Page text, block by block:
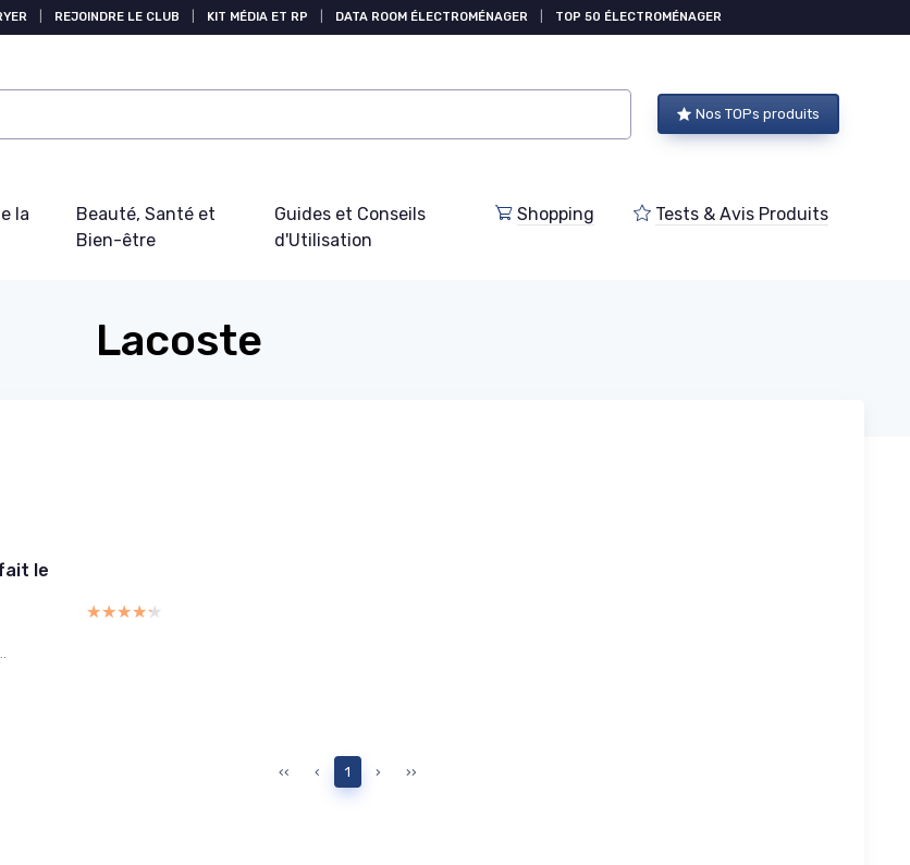
REJOINDRE LE CLUB KIT MÉDIA ET RP DATA ROOM ÉLECTROMÉNAGER TOP 50 ÉLECTROMÉNAGER
Nos TOPs produits
la
Beauté, Santé et
Bien-être
Guides et Conseils
d'Utilisation
Shopping Tests & Avis Produits
Lacoste
le
★★★★★
★★★★★
‹‹ ‹ 1 › ››